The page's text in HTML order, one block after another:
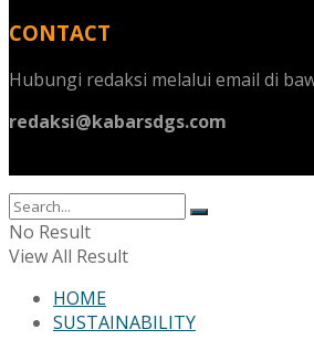
CONTACT
Hubungi redaksi melalui email di
redaksi@kabarsdgs.com
No Result
View All Result
HOME
SUSTAINABILITY